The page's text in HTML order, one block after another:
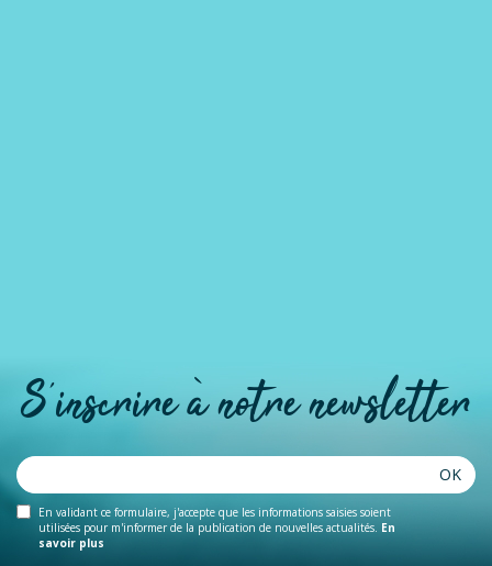
S'inscrire à notre newsletter
En validant ce formulaire, j'accepte que les informations saisies soient
utilisées pour m'informer de la publication de nouvelles actualités. En
savoir plus
OK